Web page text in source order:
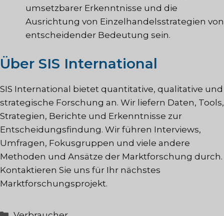
umsetzbarer Erkenntnisse und die
Ausrichtung von Einzelhandelsstrategien von
entscheidender Bedeutung sein.
Über SIS International
SIS International bietet quantitative, qualitative und
strategische Forschung an. Wir liefern Daten, Tools,
Strategien, Berichte und Erkenntnisse zur
Entscheidungsfindung. Wir führen Interviews,
Umfragen, Fokusgruppen und viele andere
Methoden und Ansätze der Marktforschung durch.
Kontaktieren Sie uns für Ihr nächstes
Marktforschungsprojekt.
Kategorien